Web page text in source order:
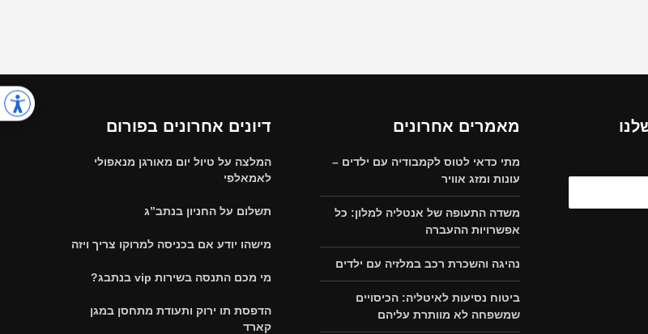
מאמרים אחרונים
מתי כדאי לטוס לקמבודיה עם ילדים –
עונות ומזג אוויר
משדה התעופה של אנטליה למלון: כל
אפשרויות ההעברה
נהיגה והשכרת רכב במלזיה עם ילדים
ביטוח נסיעות לאיטליה: הכיסויים
שמשפחה לא מוותרת עליהם
דיונים אחרונים בפורום
המלצה על טיול יום מאורגן מנאפולי
לאמאלפי
תשלום על החניון בנתב”ג
מישהו יודע אם בכניסה למרוקו צריך ויזה
מי מכם התנסה בשירות vip בנתבג?
הדפסת תו ירוק ותעודת מתחסן במגן
קארד